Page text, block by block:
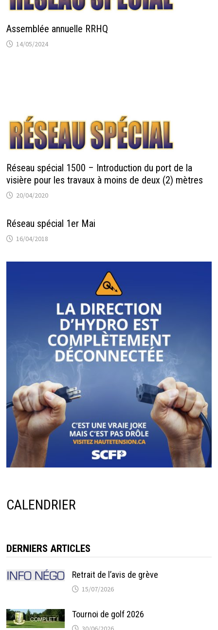
Assemblée annuelle RRHQ
14/05/2024
Réseau spécial 1500 – Introduction du port de la
visière pour les travaux à moins de deux (2) mètres
20/04/2020
Réseau spécial 1er Mai
16/04/2018
CALENDRIER
DERNIERS ARTICLES
Retrait de l’avis de grève
15/07/2026
Tournoi de golf 2026